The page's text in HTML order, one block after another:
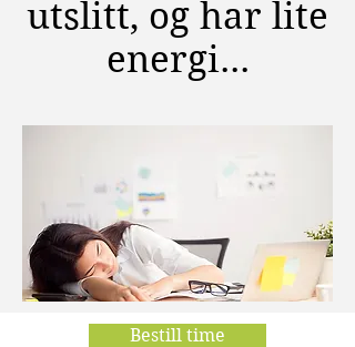
utslitt, og har lite
energi...
Bestill time